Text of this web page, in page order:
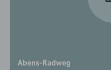
Abens-Radweg